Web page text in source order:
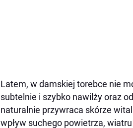
Latem, w damskiej torebce nie
subtelnie i szybko nawilży oraz
naturalnie przywraca skórze
wpływ suchego powietrza,